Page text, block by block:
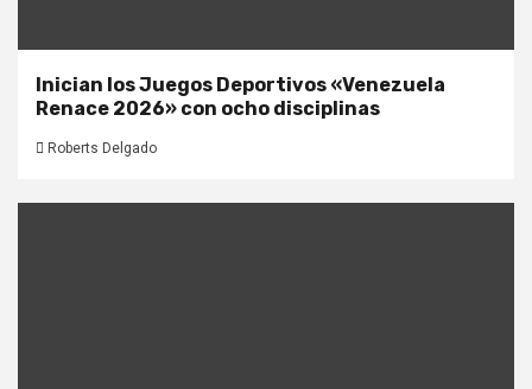
Inician los Juegos Deportivos «Venezuela
Renace 2026» con ocho disciplinas
Roberts Delgado